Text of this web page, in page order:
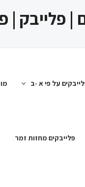
| פלייבק |
על פי א -ב
פלייבקים מחזות זמר